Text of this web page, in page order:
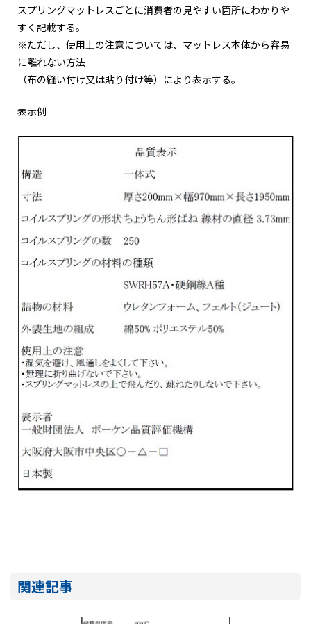
スプリングマットレスごとに消費者の見やすい箇所にわかりや
すく記載する。
※ただし、使用上の注意については、マットレス本体から容易
に離れない方法
（布の縫い付け又は貼り付け等）により表示する。
表示例
関連記事